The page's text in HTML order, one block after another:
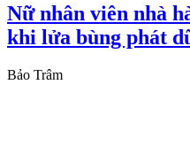
Nữ nhân viên nhà
khi lửa bùng phát
Bảo Trâm